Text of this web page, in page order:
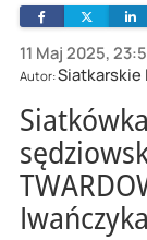
11 Maj 2025,
Autor:Siatkarskie
Facebook
Iwańczyka